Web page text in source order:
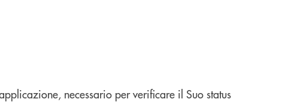
necessario per verificare il Suo status